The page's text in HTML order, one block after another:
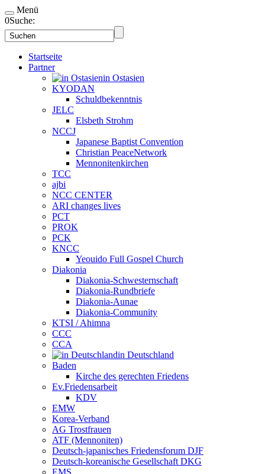
Menü
0Suche:
Startseite
Partner
in Ostasien
KYODAN
Schuldbekenntnis
JELC
Elsbeth Strohm
NCCJ
Japanese Baptist Convention
Christian PeaceNetwork
Mennonitenkirchen
TCC
ajbi
NCC CENTER
ARI changes lives
PCT
PROK
PCK
KNCC
Yeouido Full Gospel Church
Diakonia
Diakonia-Schwesternschaft
Diakonia-Rundbriefe
Diakonia-Aunae
Diakonia-Community
KTSI / Ahimna
CCC
CCA
in Deutschland
Baden
Kirche des gerechten Friedens
Ev.Friedensarbeit
KDV
EMW
Korea-Verband
AG Trostfrauen
ATF (Mennoniten)
Deutsch-japanisches Friedensforum DJF
Deutsch-koreanische Gesellschaft DKG
EMS